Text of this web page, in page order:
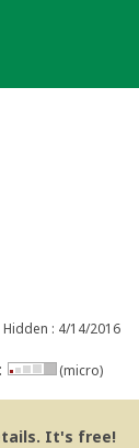
Hidden : 4/14/2016
(micro)
It's free!